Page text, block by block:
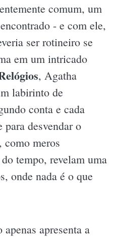
comum, um
- e com ele,
ser rotineiro se
em um intricado
, Agatha
labirinto de
conta e cada
para desvendar o
como meros
tempo, revelam uma
onde nada é o que
apresenta a